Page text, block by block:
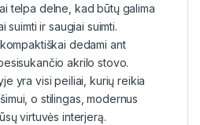
telpa delne, kad būtų galima
suimti ir saugiai suimti.
dedami ant
akrilo stovo.
yra visi peiliai, kurių reikia
o stilingas, modernus
virtuvės interjerą.